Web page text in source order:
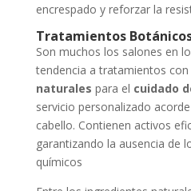
encrespado y reforzar la
Tratamientos
Son muchos los salones en
tendencia a tratamientos
naturales para el cuidado
servicio personalizado
cabello. Contienen activos
garantizando la ausencia de
químicos